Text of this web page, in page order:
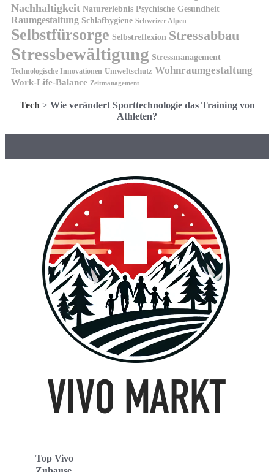
Nachhaltigkeit Naturerlebnis Psychische Gesundheit
Raumgestaltung Schlafhygiene Schweizer Alpen
Selbstfürsorge Selbstreflexion Stressabbau
Stressbewältigung Stressmanagement
Technologische Innovationen Umweltschutz Wohnraumgestaltung
Work-Life-Balance Zeitmanagement
Tech > Wie verändert Sporttechnologie das Training von
Athleten?
Top Vivo